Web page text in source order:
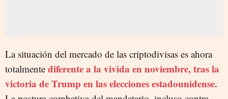
La situación del mercado de las criptodivisas es ahora
totalmente diferente a la vivida en noviembre, tras la
victoria de Trump en las elecciones estadounidense.